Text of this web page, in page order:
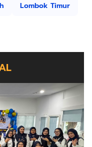
Lombok Timur